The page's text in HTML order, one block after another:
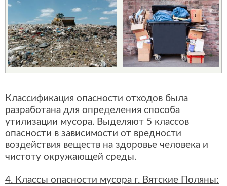
Классификация опасности отходов была
разработана для определения способа
утилизации мусора. Выделяют 5 классов
опасности в зависимости от вредности
воздействия веществ на здоровье человека и
чистоту окружающей среды.
4. Классы опасности мусора г. Вятские Поляны: